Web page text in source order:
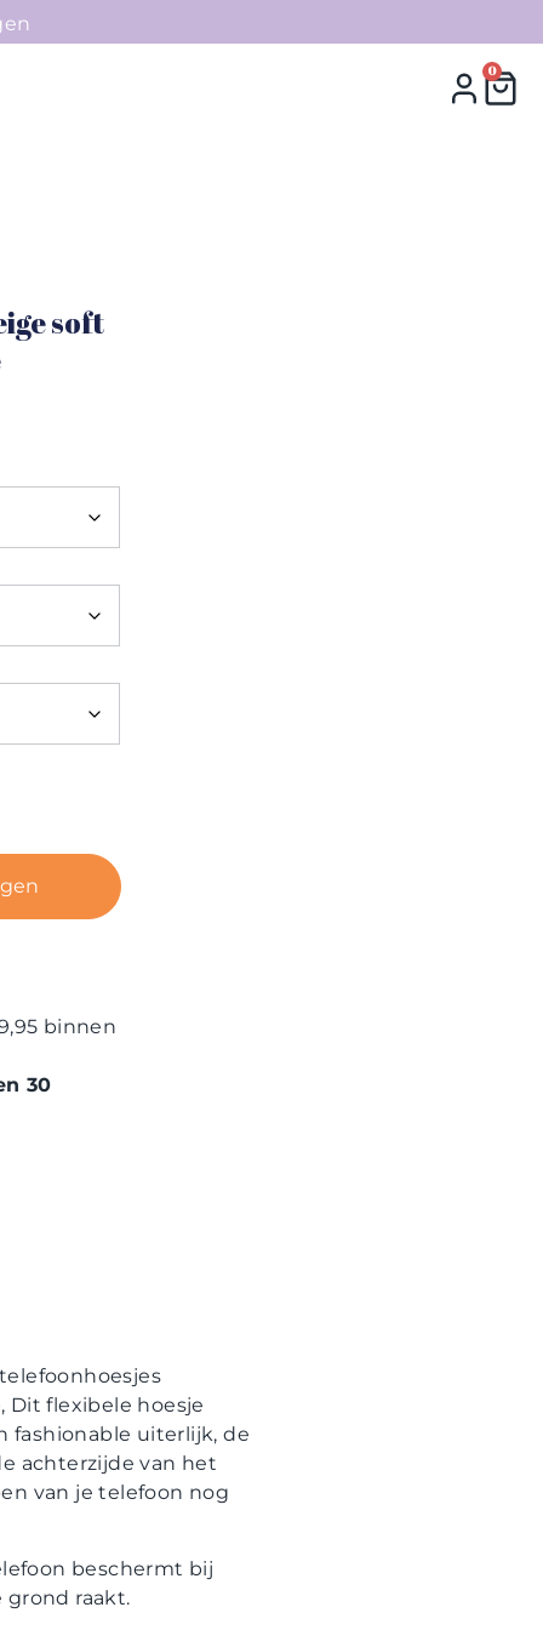
0
soft
binnen
30
Dit flexibele hoesje
fashionable uiterlijk, de
achterzijde van het
van je telefoon nog
beschermt bij
grond raakt.